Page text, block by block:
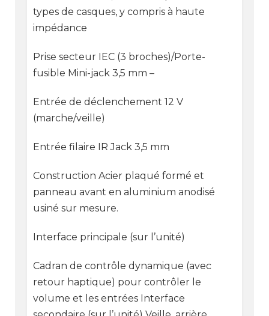
types de casques, y compris à haute
impédance
Prise secteur IEC (3 broches)/Porte-
fusible Mini-jack 3,5 mm –
Entrée de déclenchement 12 V
(marche/veille)
Entrée filaire IR Jack 3,5 mm
Construction Acier plaqué formé et
panneau avant en aluminium anodisé
usiné sur mesure.
Interface principale (sur l’unité)
Cadran de contrôle dynamique (avec
retour haptique) pour contrôler le
volume et les entrées Interface